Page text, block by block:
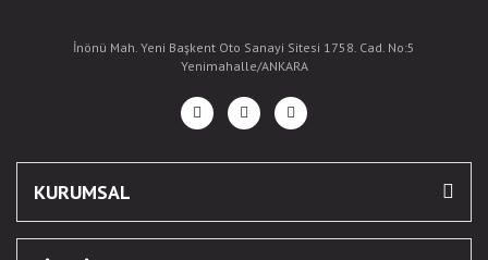
İnönü Mah. Yeni Başkent Oto Sanayi Sitesi 1758. Cad. No:5
Yenimahalle/ANKARA
KURUMSAL